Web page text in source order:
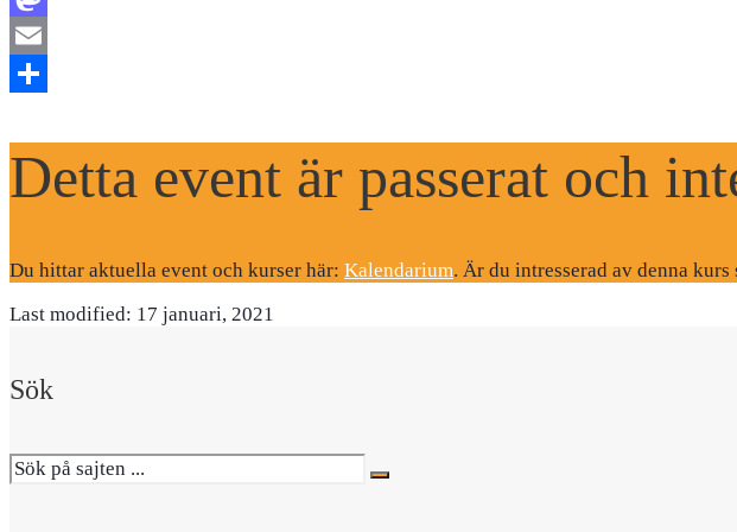
Mastodon
Email
Detta event är passerat och
Du hittar aktuella event och kurser här: Kalendarium. Är du intresserad av denna
Last modified: 17 januari, 2021
Sök